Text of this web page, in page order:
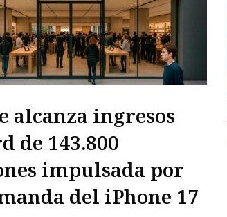
alcanza ingresos
de 143.800
impulsada por
del iPhone 17